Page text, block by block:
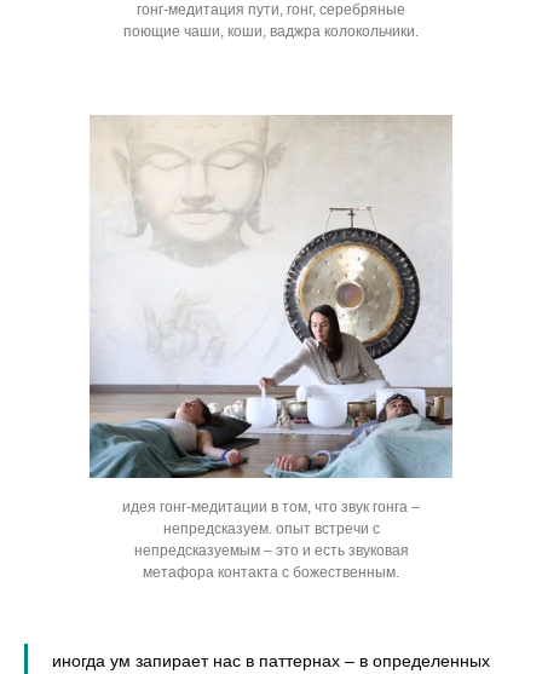
гонг-медитация пути, гонг, серебряные
поющие чаши, коши, ваджра колокольчики.
идея гонг-медитации в том, что звук гонга –
непредсказуем. опыт встречи с
непредсказуемым – это и есть звуковая
метафора контакта с божественным.
иногда ум запирает нас в паттернах – в определенных